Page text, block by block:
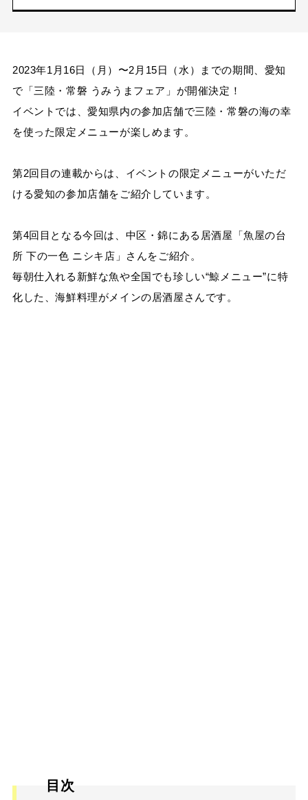
2023年1月16日（月）〜2月15日（水）までの期間、愛知
で「三陸・常磐 うみうまフェア」が開催決定！
イベントでは、愛知県内の参加店舗で三陸・常磐の海の幸
を使った限定メニューが楽しめます。
第2回目の連載からは、イベントの限定メニューがいただ
ける愛知の参加店舗をご紹介しています。
第4回目となる今回は、中区・錦にある居酒屋「魚屋の台
所 下の一色 ニシキ店」さんをご紹介。
毎朝仕入れる新鮮な魚や全国でも珍しい“鯨メニュー”に特
化した、海鮮料理がメインの居酒屋さんです。
目次